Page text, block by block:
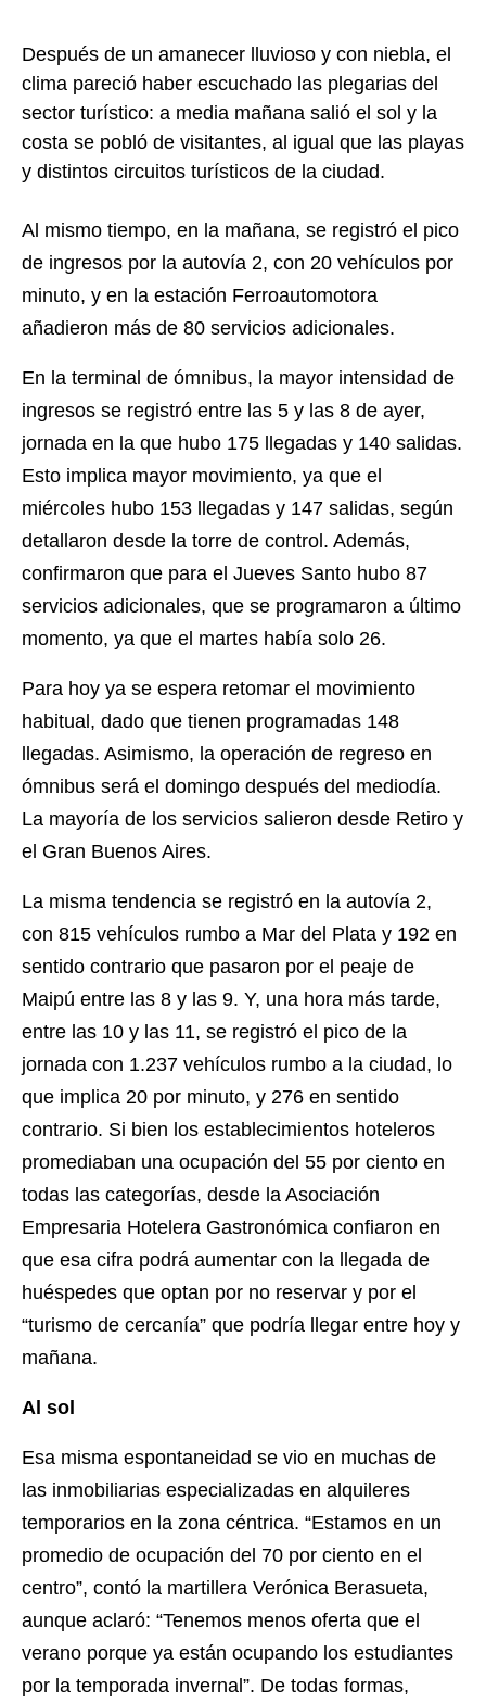
Después de un amanecer lluvioso y con niebla, el
clima pareció haber escuchado las plegarias del
sector turístico: a media mañana salió el sol y la
costa se pobló de visitantes, al igual que las playas
y distintos circuitos turísticos de la ciudad.
Al mismo tiempo, en la mañana, se registró el pico
de ingresos por la autovía 2, con 20 vehículos por
minuto, y en la estación Ferroautomotora
añadieron más de 80 servicios adicionales.
En la terminal de ómnibus, la mayor intensidad de
ingresos se registró entre las 5 y las 8 de ayer,
jornada en la que hubo 175 llegadas y 140 salidas.
Esto implica mayor movimiento, ya que el
miércoles hubo 153 llegadas y 147 salidas, según
detallaron desde la torre de control. Además,
confirmaron que para el Jueves Santo hubo 87
servicios adicionales, que se programaron a último
momento, ya que el martes había solo 26.
Para hoy ya se espera retomar el movimiento
habitual, dado que tienen programadas 148
llegadas. Asimismo, la operación de regreso en
ómnibus será el domingo después del mediodía.
La mayoría de los servicios salieron desde Retiro y
el Gran Buenos Aires.
La misma tendencia se registró en la autovía 2,
con 815 vehículos rumbo a Mar del Plata y 192 en
sentido contrario que pasaron por el peaje de
Maipú entre las 8 y las 9. Y, una hora más tarde,
entre las 10 y las 11, se registró el pico de la
jornada con 1.237 vehículos rumbo a la ciudad, lo
que implica 20 por minuto, y 276 en sentido
contrario. Si bien los establecimientos hoteleros
promediaban una ocupación del 55 por ciento en
todas las categorías, desde la Asociación
Empresaria Hotelera Gastronómica confiaron en
que esa cifra podrá aumentar con la llegada de
huéspedes que optan por no reservar y por el
“turismo de cercanía” que podría llegar entre hoy y
mañana.
Al sol
Esa misma espontaneidad se vio en muchas de
las inmobiliarias especializadas en alquileres
temporarios en la zona céntrica. “Estamos en un
promedio de ocupación del 70 por ciento en el
centro”, contó la martillera Verónica Berasueta,
aunque aclaró: “Tenemos menos oferta que el
verano porque ya están ocupando los estudiantes
por la temporada invernal”. De todas formas,